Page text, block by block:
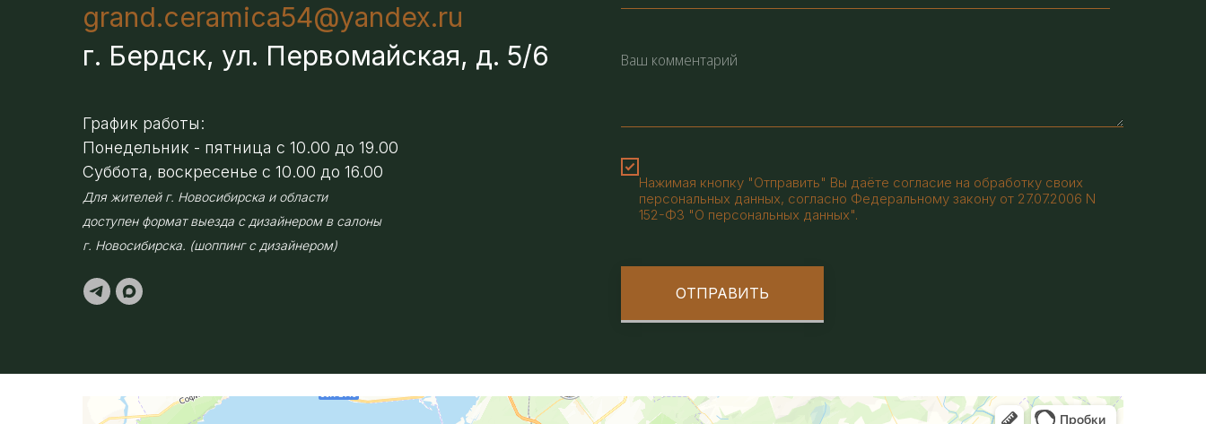
grand.ceramica54@yandex.ru
г. Бердск, ул. Первомайская, д. 5/6
График работы:
Понедельник - пятница с 10.00 до 19.00
Суббота, воскресенье с 10.00 до 16.00
Для жителей г. Новосибирска и области
доступен формат выезда с дизайнером в салоны
г. Новосибирска. (шоппинг с дизайнером)
Нажимая кнопку "Отправить" Вы даёте согласие на обработку своих
персональных данных, согласно Федеральному закону от 27.07.2006 N
152-ФЗ "О персональных данных".
ОТПРАВИТЬ